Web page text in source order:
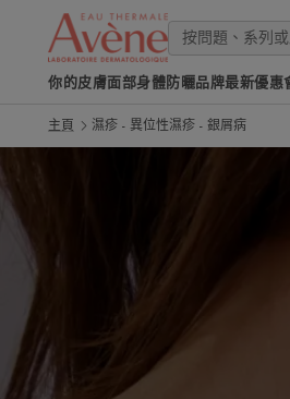
你的皮膚面部身體防曬品牌最新優惠
主頁 濕疹 - 異位性濕疹 - 銀屑病